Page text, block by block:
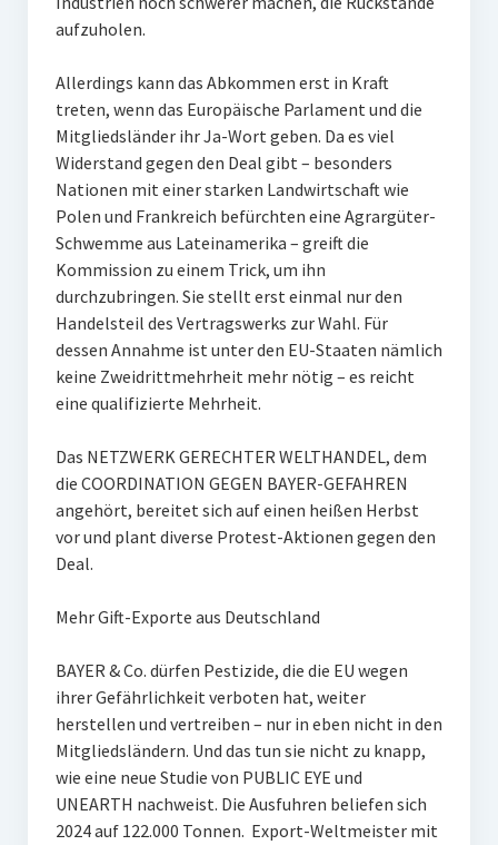
aufzuholen.
Allerdings kann das Abkommen erst in Kraft
treten, wenn das Europäische Parlament und die
Mitgliedsländer ihr Ja-Wort geben. Da es viel
Widerstand gegen den Deal gibt – besonders
Nationen mit einer starken Landwirtschaft wie
Polen und Frankreich befürchten eine Agrargüter-
Schwemme aus Lateinamerika – greift die
Kommission zu einem Trick, um ihn
durchzubringen. Sie stellt erst einmal nur den
Handelsteil des Vertragswerks zur Wahl. Für
dessen Annahme ist unter den EU-Staaten nämlich
keine Zweidrittmehrheit mehr nötig – es reicht
eine qualifizierte Mehrheit.
Das NETZWERK GERECHTER WELTHANDEL, dem
die COORDINATION GEGEN BAYER-GEFAHREN
angehört, bereitet sich auf einen heißen Herbst
vor und plant diverse Protest-Aktionen gegen den
Deal.
Mehr Gift-Exporte aus Deutschland
BAYER & Co. dürfen Pestizide, die die EU wegen
ihrer Gefährlichkeit verboten hat, weiter
herstellen und vertreiben – nur in eben nicht in den
Mitgliedsländern. Und das tun sie nicht zu knapp,
wie eine neue Studie von PUBLIC EYE und
UNEARTH nachweist. Die Ausfuhren beliefen sich
2024 auf 122.000 Tonnen. Export-Weltmeister mit